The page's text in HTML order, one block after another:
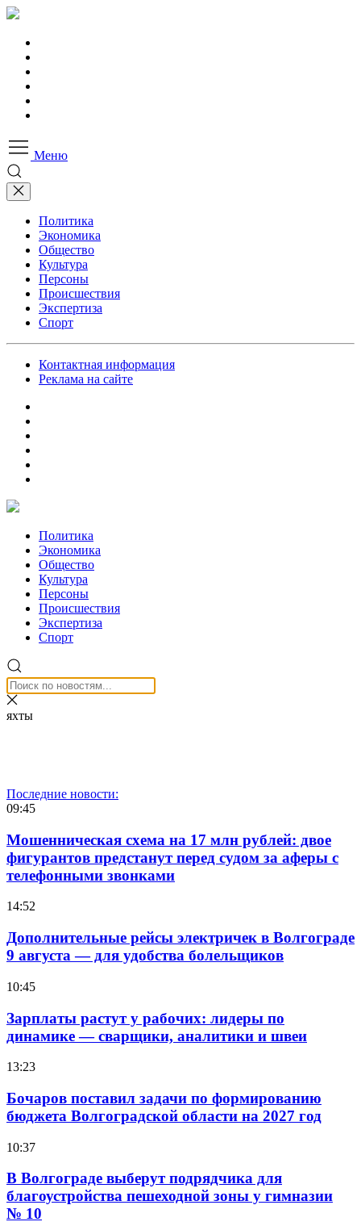
Меню
Политика
Экономика
Общество
Культура
Персоны
Происшествия
Экспертиза
Спорт
Контактная информация
Реклама на сайте
Политика
Экономика
Общество
Культура
Персоны
Происшествия
Экспертиза
Спорт
яхты
Последние новости:
09:45
Мошенническая схема на 17 млн рублей: двое
фигурантов предстанут перед судом за аферы с
телефонными звонками
14:52
Дополнительные рейсы электричек в Волгограде
9 августа — для удобства болельщиков
10:45
Зарплаты растут у рабочих: лидеры по
динамике — сварщики, аналитики и швеи
13:23
Бочаров поставил задачи по формированию
бюджета Волгоградской области на 2027 год
10:37
В Волгограде выберут подрядчика для
благоустройства пешеходной зоны у гимназии
№ 10